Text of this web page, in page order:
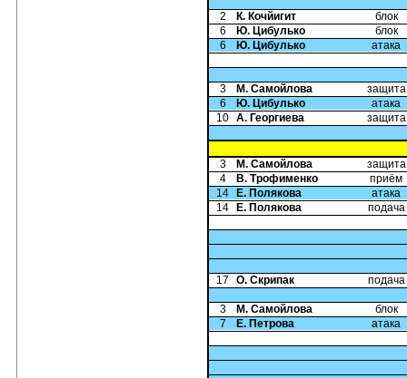
2 К. Кочйигит
блок
6
Ю. Цибулько
блок
6
Ю. Цибулько атака
3 М. Самойлова
защита
6
Ю. Цибулько
атака
10 А. Георгиева защита
3 М. Самойлова
защита
4
В. Трофименко
приём
14
Е. Полякова
атака
14
Е. Полякова подача
17 О. Скрипак подача
3 М. Самойлова
блок
7
Е. Петрова атака